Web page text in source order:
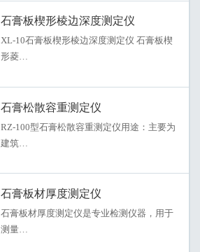
石膏板楔形棱边深度测定仪
XL-10石膏板楔形棱边深度测定仪 石膏板楔
形菱…
石膏松散容重测定仪
RZ-100型石膏松散容重测定仪用途：主要为
建筑…
石膏板材厚度测定仪
石膏板材厚度测定仪是专业检测仪器，用于
测量…